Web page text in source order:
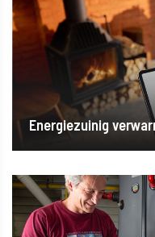
Energiezuinig